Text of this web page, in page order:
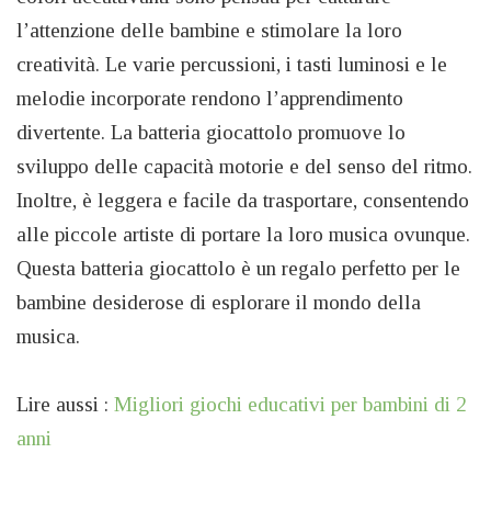
l’attenzione delle bambine e stimolare la loro
creatività. Le varie percussioni, i tasti luminosi e le
melodie incorporate rendono l’apprendimento
divertente. La batteria giocattolo promuove lo
sviluppo delle capacità motorie e del senso del ritmo.
Inoltre, è leggera e facile da trasportare, consentendo
alle piccole artiste di portare la loro musica ovunque.
Questa batteria giocattolo è un regalo perfetto per le
bambine desiderose di esplorare il mondo della
musica.
Lire aussi : Migliori giochi educativi per bambini di 2
anni